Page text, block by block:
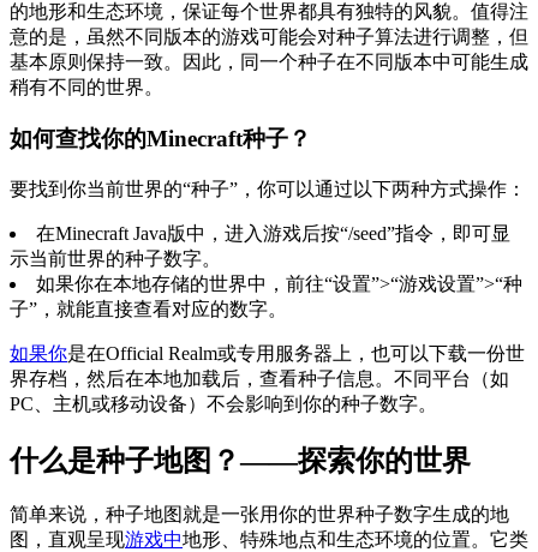
的地形和生态环境，保证每个世界都具有独特的风貌。值得注
意的是，虽然不同版本的游戏可能会对种子算法进行调整，但
基本原则保持一致。因此，同一个种子在不同版本中可能生成
稍有不同的世界。
如何查找你的Minecraft种子？
要找到你当前世界的“种子”，你可以通过以下两种方式操作：
在Minecraft Java版中，进入游戏后按“/seed”指令，即可显
示当前世界的种子数字。
如果你在本地存储的世界中，前往“设置”>“游戏设置”>“种
子”，就能直接查看对应的数字。
如果你是在Official Realm或专用服务器上，也可以下载一份世
界存档，然后在本地加载后，查看种子信息。不同平台（如
PC、主机或移动设备）不会影响到你的种子数字。
什么是种子地图？——探索你的世界
简单来说，种子地图就是一张用你的世界种子数字生成的地
图，直观呈现游戏中地形、特殊地点和生态环境的位置。它类